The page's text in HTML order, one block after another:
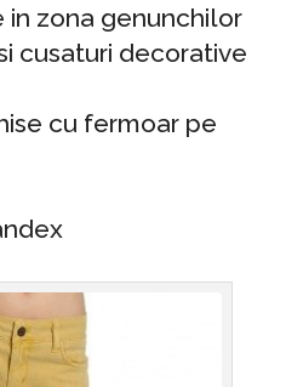
in zona genunchilor
cusaturi decorative
cu fermoar pe